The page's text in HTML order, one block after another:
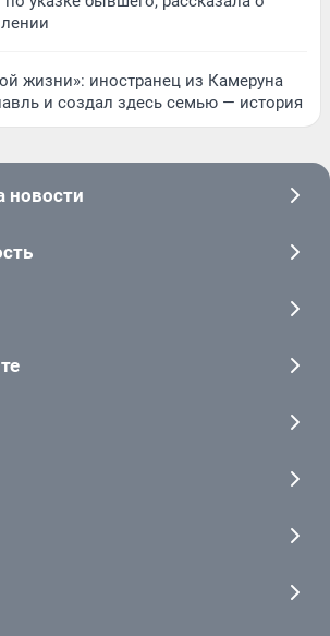
жизни»: иностранец из Камеруна
и создал здесь семью — история
новости